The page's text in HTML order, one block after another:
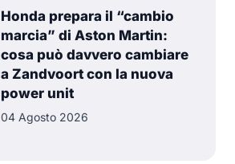
Honda prepara il “cambio
marcia” di Aston Martin:
cosa può davvero cambiare
a Zandvoort con la nuova
power unit
04 Agosto 2026